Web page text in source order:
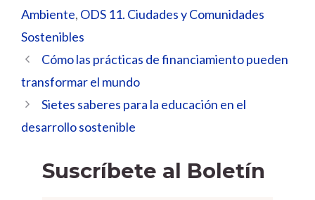
Ambiente, ODS 11. Ciudades y Comunidades
Sostenibles
Cómo las prácticas de financiamiento pueden
transformar el mundo
Sietes saberes para la educación en el
desarrollo sostenible
Suscríbete al Boletín